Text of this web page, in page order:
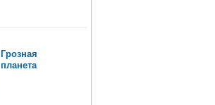
Грозная
планета